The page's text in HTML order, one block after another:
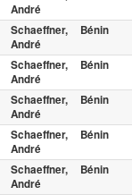
André
Schaeffner,
André
Bénin
Schaeffner,
André
Bénin
Schaeffner,
André
Bénin
Schaeffner,
André
Bénin
Schaeffner,
André
Bénin